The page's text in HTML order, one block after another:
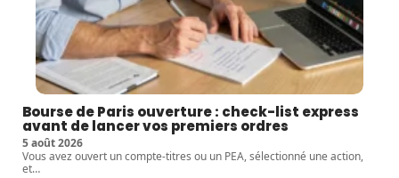
Bourse de Paris ouverture : check-list express
avant de lancer vos premiers ordres
5 août 2026
Vous avez ouvert un compte-titres ou un PEA, sélectionné une action,
et…